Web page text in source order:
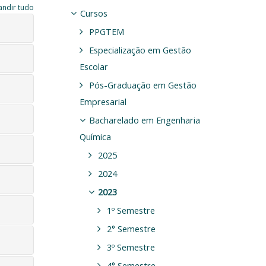
tudo
Cursos
PPGTEM
Especialização em Gestão
Escolar
Pós-Graduação em Gestão
Empresarial
Bacharelado em Engenharia
Química
2025
2024
2023
1º Semestre
2° Semestre
3º Semestre